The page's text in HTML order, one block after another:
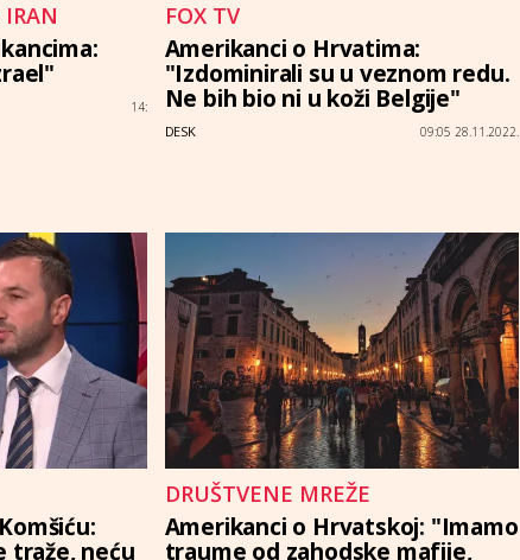
14:
FOX TV
Amerikanci o Hrvatima:
"Izdominirali su u veznom redu.
Ne bih bio ni u koži Belgije"
DESK 09:05 28.11.2022.
traže, neću
DRUŠTVENE MREŽE
Amerikanci o Hrvatskoj: "Imamo
traume od zahodske mafije,